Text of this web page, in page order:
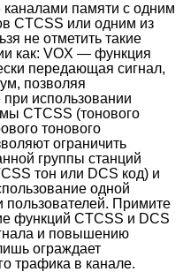
памяти с одним
CTCSS или одним из
не отметить такие
как: VOX — функция
передающая сигнал,
позволяя
при использовании
CTCSS (тонового
тонового
ограничить
группы станций
тон или DCS код) и
одной
пользователей. Примите
функций CTCSS и DCS
и повышению
ограждает
трафика в канале.